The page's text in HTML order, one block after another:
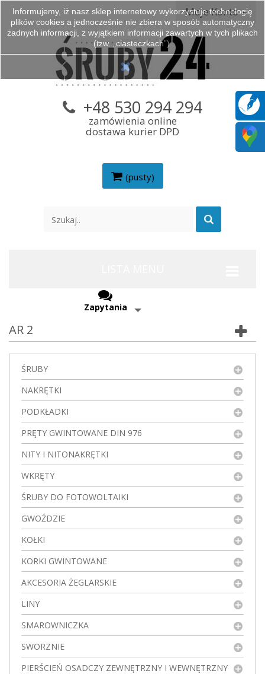
Moje Konto
(pusty)
+48 530 294 294
zamówienia online
dostawa kurier DPD
Zapytania
AR 2
ŚRUBY
NAKRĘTKI
PODKŁADKI
PRĘTY GWINTOWANE DIN 976
NITY I NITONAKRĘTKI
WKRĘTY
ŚRUBY DO FOTOWOLTAIKI
GWOŹDZIE
KOŁKI
KORKI GWINTOWANE
AKCESORIA ŻEGLARSKIE
LINY
SMAROWNICZKA
SWORZNIE
PIERŚCIEŃ OSADCZY ZEWNĘTRZNY I WEWNĘTRZNY
Informujemy, iż nasz sklep internetowy wykorzystuje technologię
plików cookies a jednocześnie nie zbiera w sposób automatyczny
żadnych informacji, z wyjątkiem informacji zawartych w tych plikach
(tzw. „ciasteczkach”).